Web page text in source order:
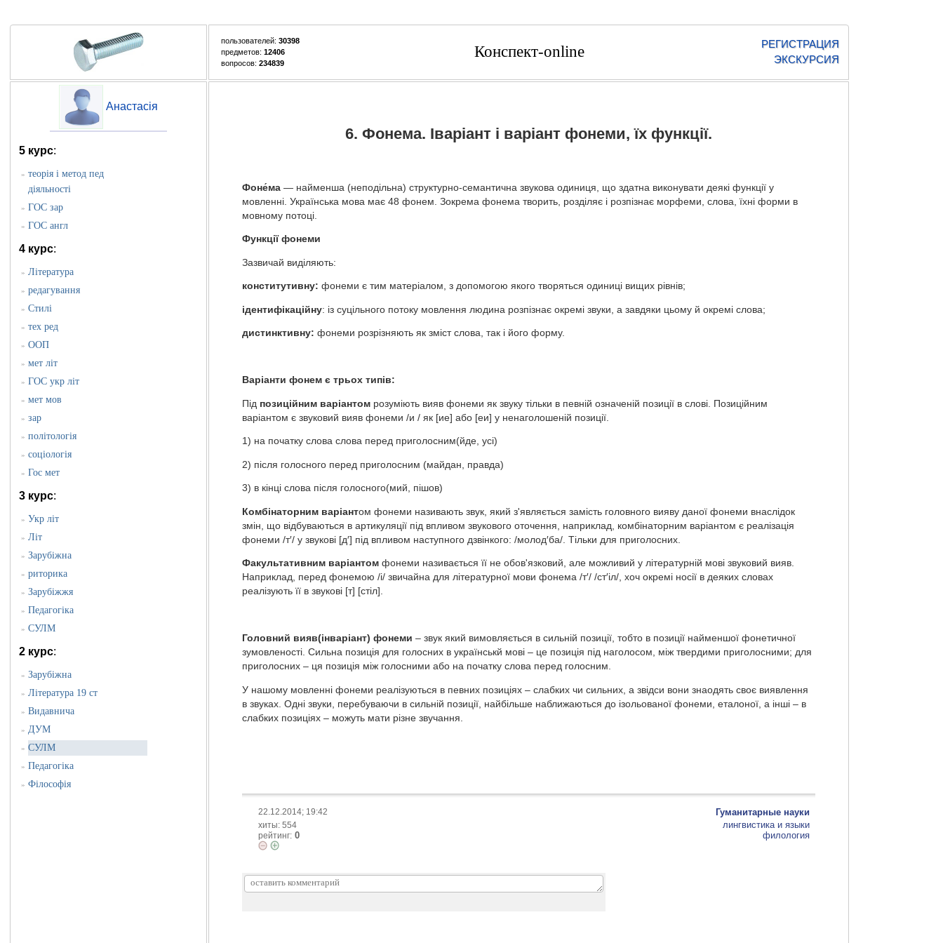
пользователей: 30398
предметов: 12406
вопросов: 234839
Конспект-online
РЕГИСТРАЦИЯ
ЭКСКУРСИЯ
Анастасія
5 курс:
» теорія і метод пед
діяльності
» ГОС зар
» ГОС англ
4 курс:
» Література
» редагування
» Стилі
» тех ред
» ООП
» мет літ
» ГОС укр літ
» мет мов
» зар
» політологія
» соціологія
» Гос мет
3 курс:
» Укр літ
» Літ
» Зарубіжна
» риторика
» Зарубіжжя
» Педагогіка
» СУЛМ
2 курс:
» Зарубіжна
» Література 19 ст
» Видавнича
» ДУМ
» СУЛМ
» Педагогіка
» Філософія
6. Фонема. Іваріант і варіант фонеми, їх функції.
Фоне́ма — найменша (неподільна) структурно-семантична звукова одиниця, що здатна виконувати деякі функції у
мовленні. Українська мова має 48 фонем. Зокрема фонема творить, розділяє і розпізнає морфеми, слова, їхні форми в
мовному потоці.
Функції фонеми
Зазвичай виділяють:
конститутивну: фонеми є тим матеріалом, з допомогою якого творяться одиниці вищих рівнів;
ідентифікаційну: із суцільного потоку мовлення людина розпізнає окремі звуки, а завдяки цьому й окремі слова;
дистинктивну: фонеми розрізняють як зміст слова, так і його форму.
Варіанти фонем є трьох типів:
Під позиційним варіантомрозуміють вияв фонеми як звуку тільки в певній означеній позиції в слові. Позиційним
варіантом є звуковий вияв фонеми /и / як [ие] або [еи] у ненаголошеній позиції.
1) на початку слова слова перед приголосним(йде, усі)
2) після голосного перед приголосним (майдан, правда)
3) в кінці слова після голосного(мий, пішов)
Комбінаторним варіантом фонеми називають звук, який з'являється замість головного вияву даної фонеми внаслідок
змін, що відбуваються в артикуляції під впливом звукового оточення, наприклад, комбінаторним варіантом є реалізація
фонеми /т′/ у звукові [д′] під впливом наступного дзвінкого: /молод′ба/. Тільки для приголосних.
Факультативним варіантомфонеми називається її не обов'язковий, але можливий у літературній мові звуковий вияв.
Наприклад, перед фонемою /і/ звичайна для літературної мови фонема /т′/ /ст′іл/, хоч окремі носії в деяких словах
реалізують її в звукові [т] [стіл].
Головний вияв(інваріант) фонеми – звук який вимовляється в сильній позиції, тобто в позиції найменшої фонетичної
зумовленості. Сильна позиція для голосних в українськй мові – це позиція під наголосом, між твердими приголосними; для
приголосних – ця позиція між голосними або на початку слова перед голосним.
У нашому мовленні фонеми реалізуються в певних позиціях – слабких чи сильних, а звідси вони знаодять своє виявлення
в звуках. Одні звуки, перебуваючи в сильній позиції, найбільше наближаються до ізольованої фонеми, еталоної, а інші – в
слабких позиціях – можуть мати різне звучання.
22.12.2014; 19:42
хиты: 554
рейтинг: 0
Гуманитарные науки
лингвистика и языки
филология